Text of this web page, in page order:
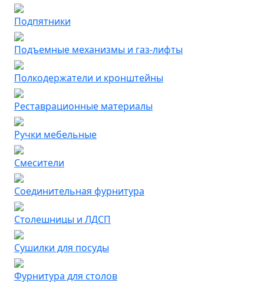
Подпятники
Подъемные механизмы и газ-лифты
Полкодержатели и кронштейны
Реставрационные материалы
Ручки мебельные
Смесители
Соединительная фурнитура
Столешницы и ЛДСП
Сушилки для посуды
Фурнитура для столов